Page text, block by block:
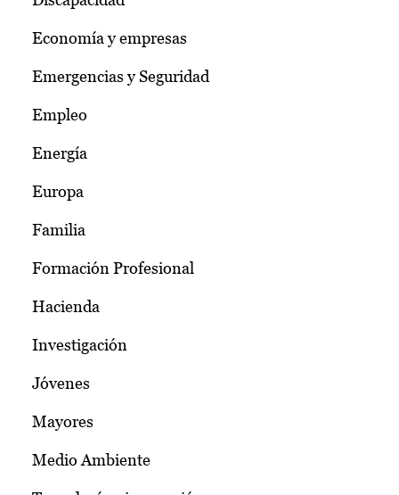
Economía y empresas
Emergencias y Seguridad
Empleo
Energía
Europa
Familia
Formación Profesional
Hacienda
Investigación
Jóvenes
Mayores
Medio Ambiente